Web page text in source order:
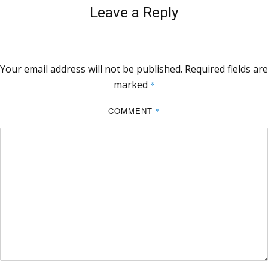
Leave a Reply
Your email address will not be published. Required fields are
marked *
COMMENT *